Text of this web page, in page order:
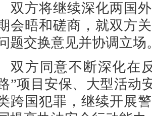
双方将继续深化两国
会晤和磋商，就双方
题交换意见并协调立场
双方同意不断深化在
”项目安保、大型活动
跨国犯罪，继续开展